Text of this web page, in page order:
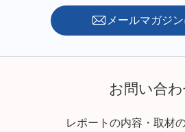
メールマガジ
お問い合
レポートの内容・取材